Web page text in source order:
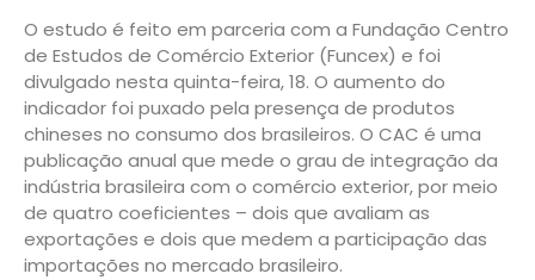
O estudo é feito em parceria com a Fundação Centro
de Estudos de Comércio Exterior (Funcex) e foi
divulgado nesta quinta-feira, 18. O aumento do
indicador foi puxado pela presença de produtos
chineses no consumo dos brasileiros. O CAC é uma
publicação anual que mede o grau de integração da
indústria brasileira com o comércio exterior, por meio
de quatro coeficientes – dois que avaliam as
exportações e dois que medem a participação das
importações no mercado brasileiro.